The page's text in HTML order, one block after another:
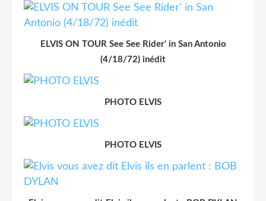
ELVIS ON TOUR See See Rider' in San Antonio
(4/18/72) inédit
PHOTO ELVIS
PHOTO ELVIS